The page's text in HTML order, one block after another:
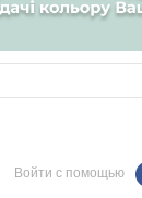
Войти с помощью